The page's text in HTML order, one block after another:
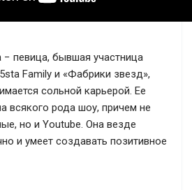
певица, бывшая участница
Family и «Фабрики звезд»,
сольной карьерой. Ее
всякого рода шоу, причем не
но и Youtube. Она везде
и умеет создавать позитивное